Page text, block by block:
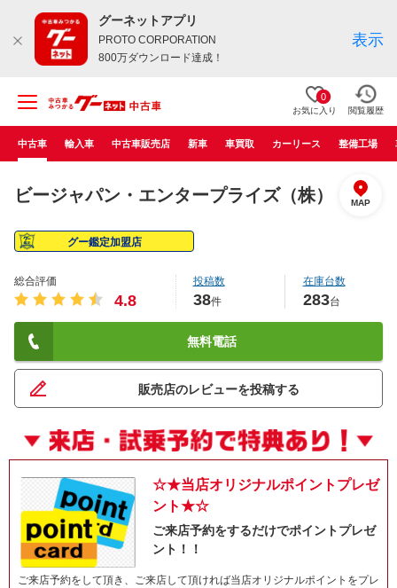
グーネットアプリ
PROTO CORPORATION
800万ダウンロード達成！
表示
0
お気に入り 閲覧履歴
中古車 輸入車 中古車販売店 新車 車買取 カーリース 整備工場
ビージャパン・エンタープライズ（株） MAP
グー鑑定加盟店
総合評価
4.8
投稿数
38件
在庫台数
283台
無料電話
販売店のレビューを投稿する
☆★当店オリジナルポイントプレゼ
ント★☆
ご来店予約をするだけでポイントプレゼ
ント！！
ご来店予約をして頂き、ご来店して頂ければ当店オリジナルポイントをプレ